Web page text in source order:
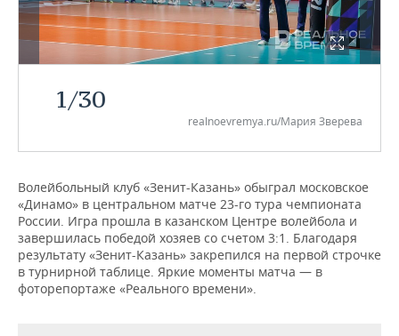
НЕФТЕХИМИЯ
НЕФТЬ
РОЗНИЧНАЯ ТОРГОВЛЯ
УСЛУГИ
НОВОСТИ ТЕХНОЛОГИЙ
МЕДИА
ТЕЛЕКОММУНИКАЦИИ
МЕРОПРИЯТИЯ
ВЫЕЗДНАЯ РЕДАКЦИЯ
БИЗНЕС-БРАНЧИ
ONLINE-КОНФЕРЕНЦИИ
ОТКРЫТАЯ ЛЕКЦИЯ
НОВОСТИ СПОРТА
ФУТБОЛ
ХОККЕЙ
БАСКЕТБОЛ
ВОЛЕЙБОЛ
ОБЩЕСТВО
НОВОСТИ ОБЩЕСТВА
ВЛАСТЬ
ИНФРАСТРУКТУРА
ИСТОРИЯ
ФОТОГАЛЕРЕЯ
СЮЖЕТЫ
СПРАВОЧНИК
СПИСОК ПЕРСОН
ПОЛНАЯ ВЕРСИЯ
1/30
realnoevremya.ru/Мария Зверева
Волейбольный клуб «Зенит-Казань» обыграл московское
«Динамо» в центральном матче 23-го тура чемпионата
России. Игра прошла в казанском Центре волейбола и
завершилась победой хозяев со счетом 3:1. Благодаря
результату «Зенит-Казань» закрепился на первой строчке
в турнирной таблице. Яркие моменты матча — в
фоторепортаже «Реального времени».